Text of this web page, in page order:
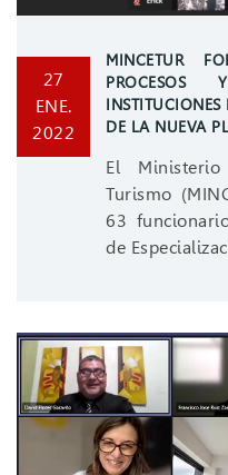
27
ENE.
2022
MINCETUR
DE LA NUEVA
El
Turismo
63
de